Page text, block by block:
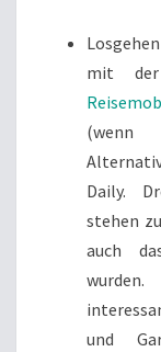
mit der
(wenn
Daily.
stehen
auch
und